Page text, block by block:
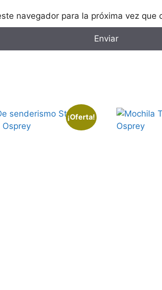
navegador para la próxima vez que
¡Oferta!